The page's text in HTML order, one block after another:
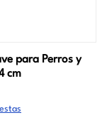
para Perros y
cm